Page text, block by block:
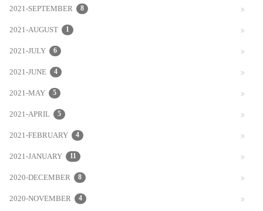
2021-SEPTEMBER 8
2021-AUGUST 1
2021-JULY 6
2021-JUNE 4
2021-MAY 5
2021-APRIL 5
2021-FEBRUARY 4
2021-JANUARY 11
2020-DECEMBER 8
2020-NOVEMBER 4